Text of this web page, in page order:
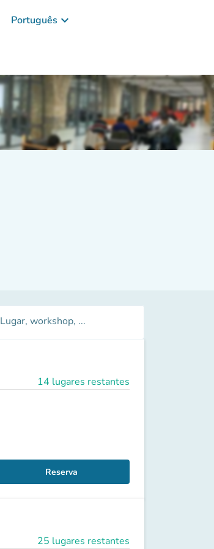
Português keyboard_arrow_down
Lugar, workshop, ...
14 lugares restantes
Reserva
25 lugares restantes